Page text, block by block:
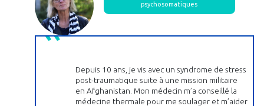
psychosomatiques
Depuis 10 ans, je vis avec un syndrome de stress
post-traumatique suite à une mission militaire
en Afghanistan. Mon médecin m’a conseillé la
médecine thermale pour me soulager et m’aider